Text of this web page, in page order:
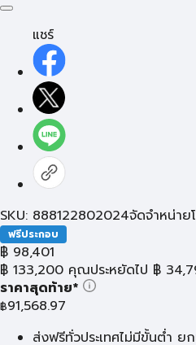
แชร์
SKU: 888122802024จัดจำหน่าย
ฟรีประกอบ
฿ 98,401
฿ 133,200 คุณประหยัดไป ฿
ราคาสุดท้าย*
฿91,568.97
ส่งฟรีทั่วประเทศไม่มีขั้นต่ำ ย